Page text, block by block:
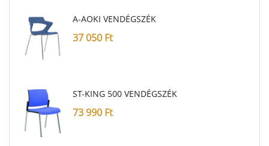
A-AOKI VENDÉGSZÉK
37 050 Ft
ST-KING 500 VENDÉGSZÉK
73 990 Ft